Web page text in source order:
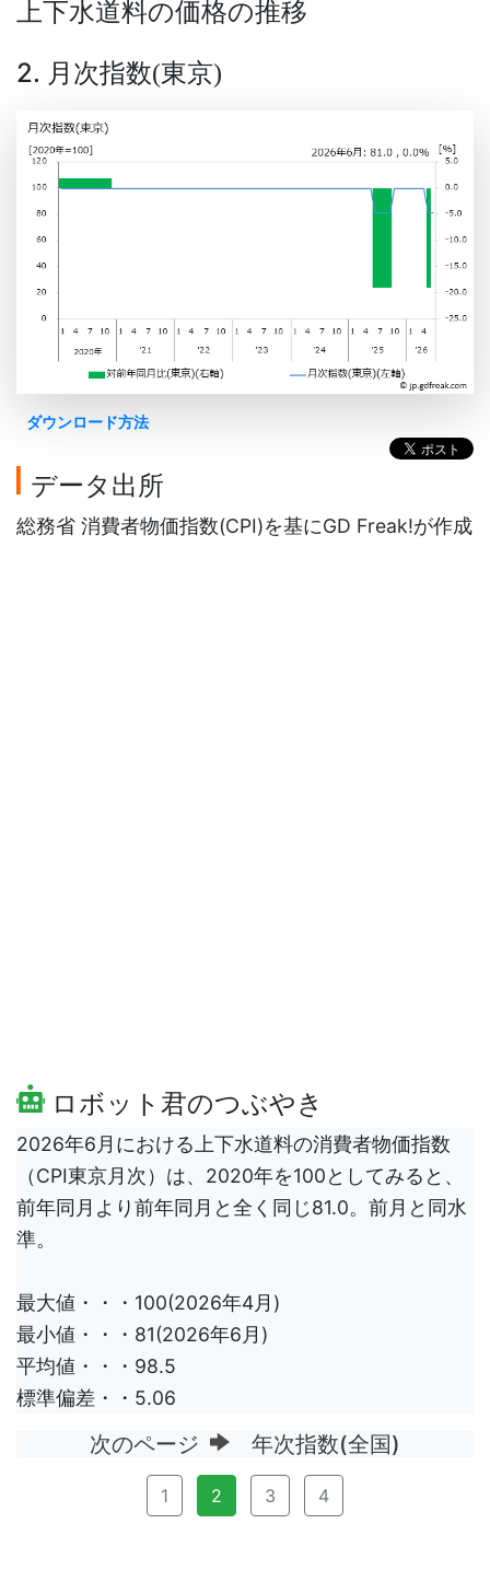
上下水道料の価格の推移
2. 月次指数(東京)
ダウンロード方法
データ出所
総務省 消費者物価指数(CPI)を基にGD Freak!が作成
ロボット君のつぶやき
2026年6月における上下水道料の消費者物価指数
（CPI東京月次）は、2020年を100としてみると、
前年同月より前年同月と全く同じ81.0。前月と同水
準。
最大値・・・100(2026年4月)
最小値・・・81(2026年6月)
平均値・・・98.5
標準偏差・・5.06
次のページ 年次指数(全国)
1 2 3 4